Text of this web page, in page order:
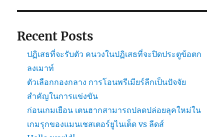
Recent Posts
ปฏิเสธที่จะรับตัว คนวงในปฏิเสธที่จะปิดประตูข้อตก
ลงเมาท์
ตัวเลือกกองกลาง การโอนพรีเมียร์ลีกเป็นปัจจัย
สำคัญในการแข่งขัน
ก่อนเกมเยือน เตนฮากสามารถปลดปล่อยลุคใหม่ใน
เกมรุกของแมนเชสเตอร์ยูไนเต็ด vs ลีดส์